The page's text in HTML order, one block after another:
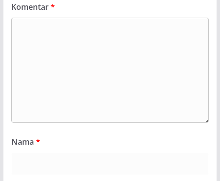
Komentar*
Nama *